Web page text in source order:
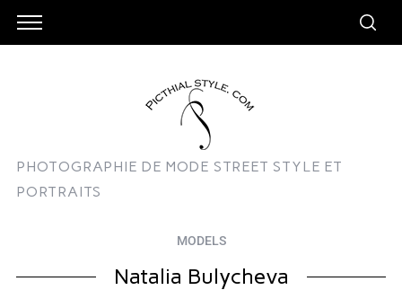
PHOTOGRAPHIE DE MODE STREET STYLE ET
PORTRAITS
MODELS
Natalia Bulycheva